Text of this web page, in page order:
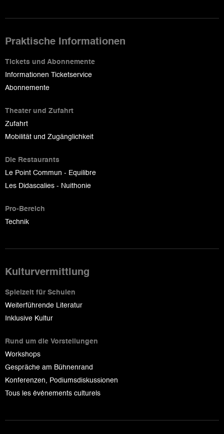
Praktische Informationen
Tickets und Abonnemente
Informationen Ticketservice
Abonnemente
Theater und Zufahrt
Zufahrt
Mobilität und Zugänglichkeit
Die Restaurants
Le Point Commun - Equilibre
Les Didascalies - Nuithonie
Pro-Bereich
Technik
Kulturvermittlung
Spielzeit für Schulen
Weiterführende Literatur
Inklusive Kultur
Rund um die Vorstellungen
Workshops
Gespräche am Bühnenrand
Konferenzen, Podiumsdiskussionen
Tous les événements culturels